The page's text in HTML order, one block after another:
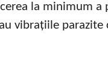
la minimum
vibrațiile